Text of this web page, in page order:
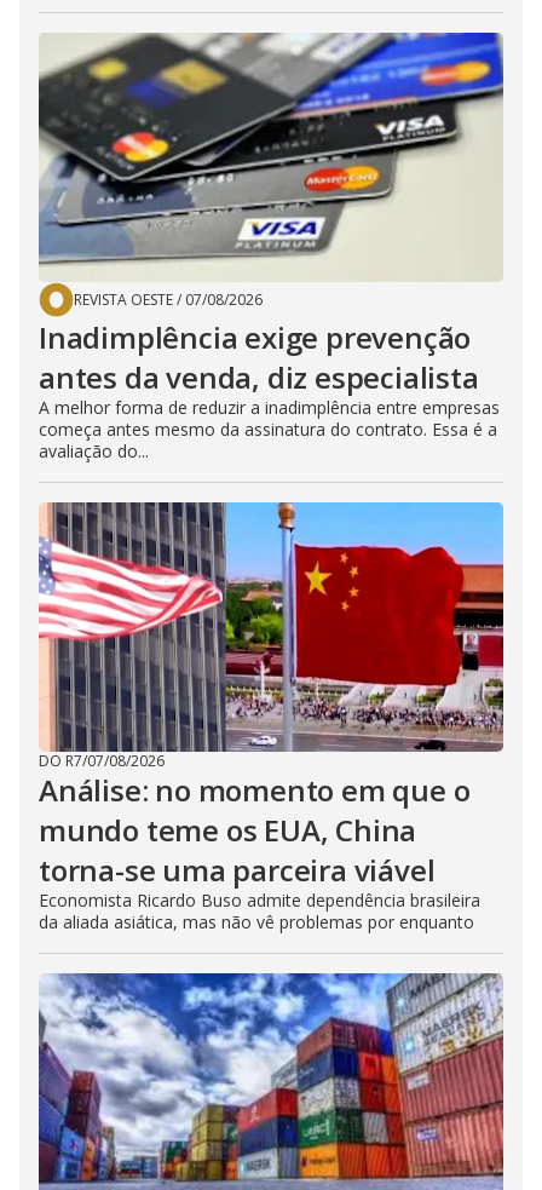
REVISTA OESTE/ 07/08/2026
Inadimplência exige prevenção
antes da venda, diz especialista
A melhor forma de reduzir a inadimplência entre empresas
começa antes mesmo da assinatura do contrato. Essa é a
avaliação do...
DO R7/07/08/2026
Análise: no momento em que o
mundo teme os EUA, China
torna-se uma parceira viável
Economista Ricardo Buso admite dependência brasileira
da aliada asiática, mas não vê problemas por enquanto